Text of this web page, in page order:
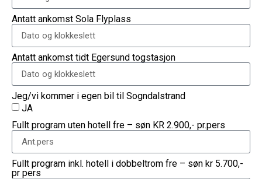
Antatt ankomst Sola Flyplass
Antatt ankomst tidt Egersund togstasjon
Jeg/vi kommer i egen bil til Sogndalstrand
JA
Fullt program uten hotell fre – søn KR 2.900,- pr.pers
Fullt program inkl. hotell i dobbeltrom fre – søn kr 5.700,-
pr pers